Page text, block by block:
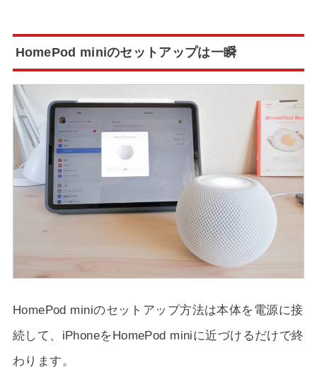
HomePod miniのセットアップは一瞬
HomePod miniのセットアップ方法は本体を電源に接
続して、iPhoneをHomePod miniに近づけるだけで終
わります。